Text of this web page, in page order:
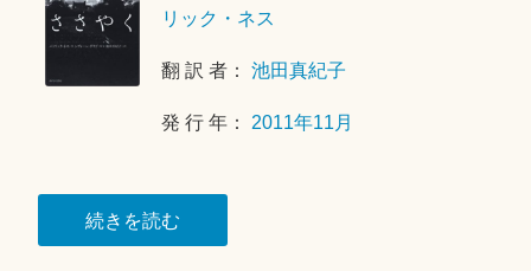
リック・ネス
翻 訳 者：池田真紀子
発 行 年： 2011年11月
続きを読む“怪
物
月